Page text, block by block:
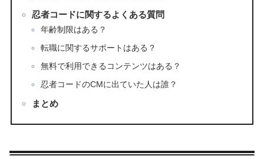
忍者コードに関するよくある質問
年齢制限はある？
転職に関するサポートはある？
無料で利用できるコンテンツはある？
忍者コードのCMに出ていた人は誰？
まとめ